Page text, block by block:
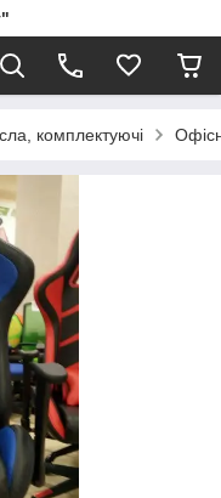
комплектуючі